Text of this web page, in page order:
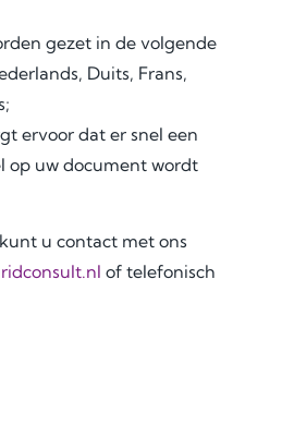
gezet in de volgende
Duits, Frans,
ervoor dat er snel een
op uw document wordt
u contact met ons
of telefonisch